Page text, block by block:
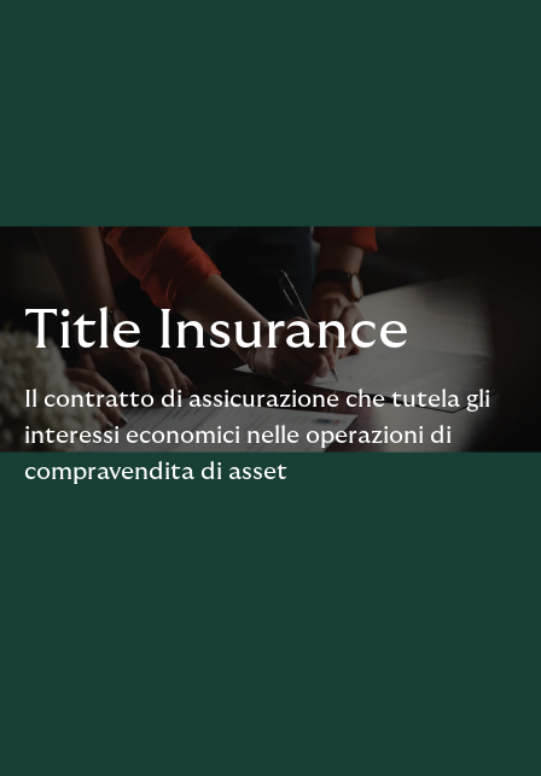
Title Insurance
Il contratto di assicurazione che tutela gli
interessi economici nelle operazioni di
compravendita di asset